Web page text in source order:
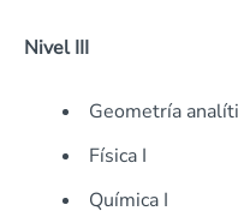
Nivel III
Geometría
Física I
Química I